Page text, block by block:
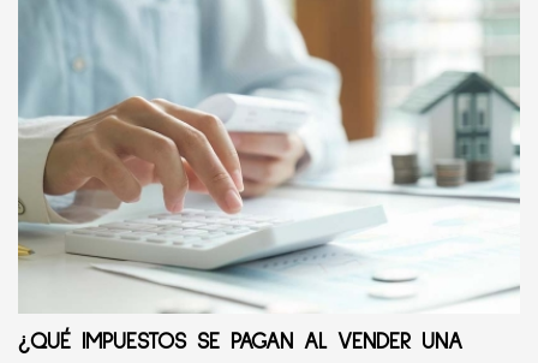
¿QUÉ IMPUESTOS SE PAGAN AL VENDER UNA